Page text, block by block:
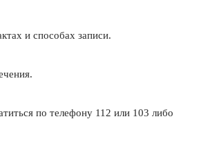
и способах записи.
по телефону 112 или 103 либо